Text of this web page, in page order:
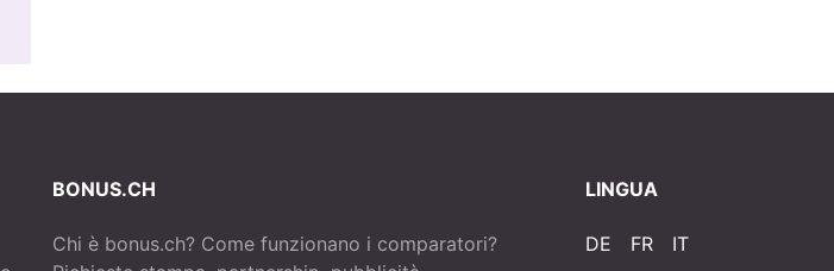
BONUS.CH
Chi è bonus.ch? Come funzionano i comparatori?
LINGUA
DE FR IT